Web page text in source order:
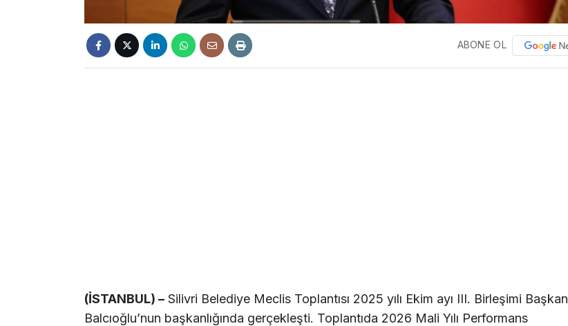
ABONE OL
(İSTANBUL) – Silivri Belediye Meclis Toplantısı 2025 yılı Ekim ayı III. Birleşimi Başkan
Balcıoğlu’nun başkanlığında gerçekleşti. Toplantıda 2026 Mali Yılı Performans